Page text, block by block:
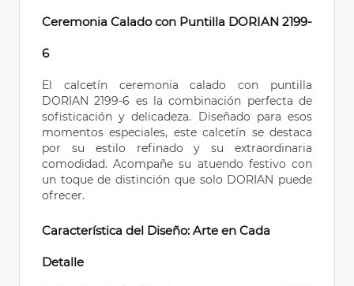
Ceremonia Calado con Puntilla DORIAN 2199-
6
El calcetín ceremonia calado con puntilla
DORIAN 2199-6 es la combinación perfecta de
sofisticación y delicadeza. Diseñado para esos
momentos especiales, este calcetín se destaca
por su estilo refinado y su extraordinaria
comodidad. Acompañe su atuendo festivo con
un toque de distinción que solo DORIAN puede
ofrecer.
Característica del Diseño: Arte en Cada
Detalle